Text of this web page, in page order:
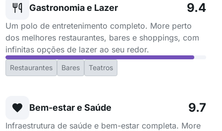
Gastronomia e Lazer 9.4
Um polo de entretenimento completo. More perto
dos melhores restaurantes, bares e shoppings, com
infinitas opções de lazer ao seu redor.
Restaurantes Bares Teatros
Bem-estar e Saúde 9.7
Infraestrutura de saúde e bem-estar completa. More